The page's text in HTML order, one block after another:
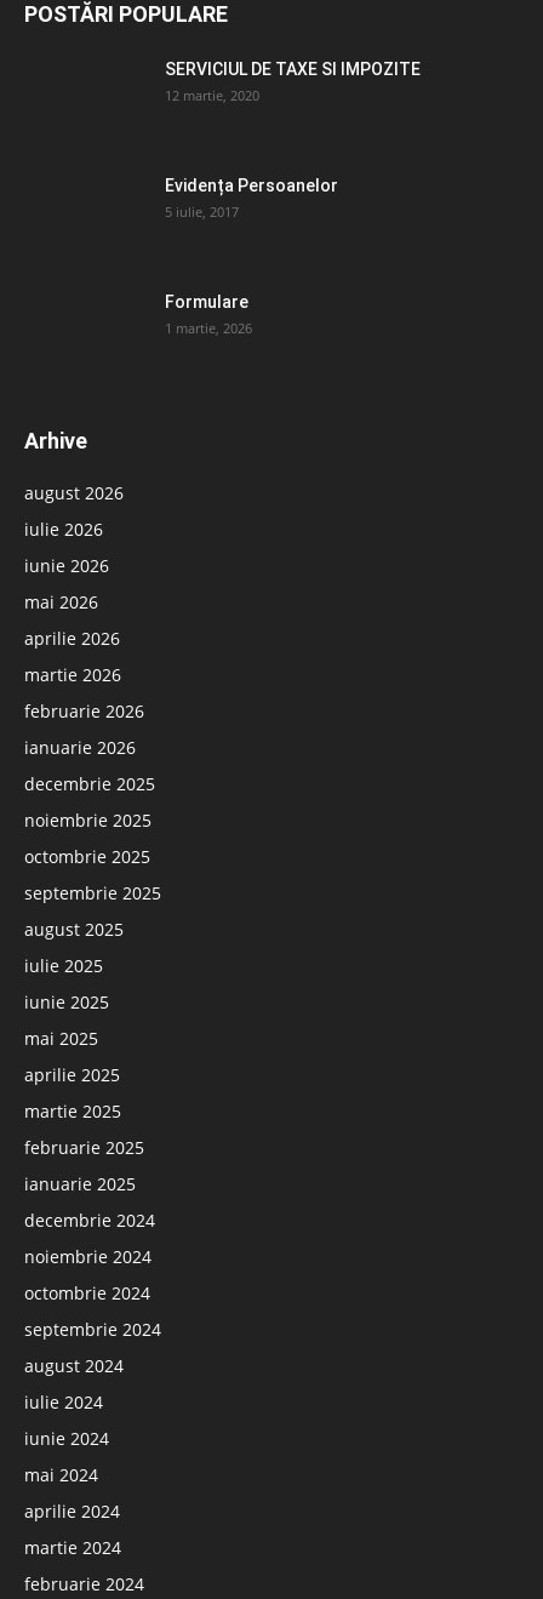
POSTĂRI POPULARE
SERVICIUL DE TAXE SI IMPOZITE
12 martie, 2020
Evidența Persoanelor
5 iulie, 2017
Formulare
1 martie, 2026
Arhive
august 2026
iulie 2026
iunie 2026
mai 2026
aprilie 2026
martie 2026
februarie 2026
ianuarie 2026
decembrie 2025
noiembrie 2025
octombrie 2025
septembrie 2025
august 2025
iulie 2025
iunie 2025
mai 2025
aprilie 2025
martie 2025
februarie 2025
ianuarie 2025
decembrie 2024
noiembrie 2024
octombrie 2024
septembrie 2024
august 2024
iulie 2024
iunie 2024
mai 2024
aprilie 2024
martie 2024
februarie 2024